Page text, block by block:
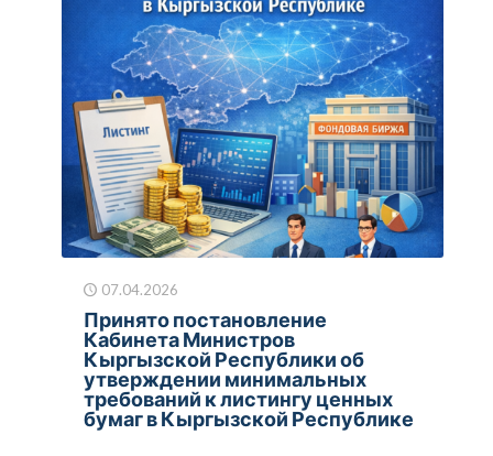
07.04.2026
Принято постановление
Кабинета Министров
Кыргызской Республики об
утверждении минимальных
требований к листингу ценных
бумаг в Кыргызской Республике